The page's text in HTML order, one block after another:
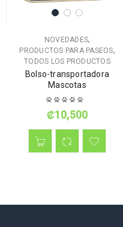
NOVEDADES,
PRODUCTOS PARA PASEOS,
TODOS LOS PRODUCTOS
Bolso-transportadora
Mascotas
₡10,500